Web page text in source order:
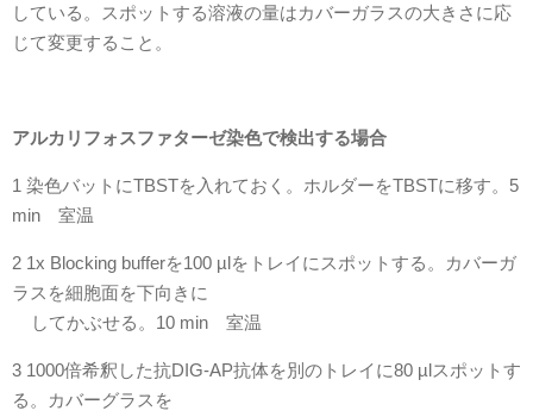
している。スポットする溶液の量はカバーガラスの大きさに応
じて変更すること。
アルカリフォスファターゼ染色で検出する場合
1 染色バットにTBSTを入れておく。ホルダーをTBSTに移す。5
min 室温
2 1x Blocking bufferを100 µlをトレイにスポットする。カバーガ
ラスを細胞面を下向きに
してかぶせる。10 min 室温
3 1000倍希釈した抗DIG-AP抗体を別のトレイに80 µlスポットす
る。カバーグラスを